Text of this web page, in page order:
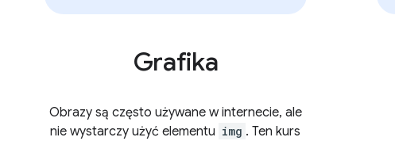
Grafika
Obrazy są często używane w internecie, ale
nie wystarczy użyć elementu img . Ten kurs